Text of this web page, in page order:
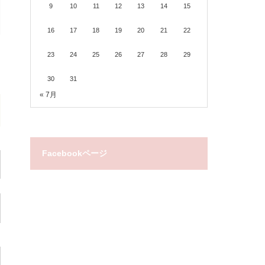
9 10 11 12 13 14 15
16 17 18 19 20 21 22
23 24 25 26 27 28 29
30 31
« 7月
Facebookページ